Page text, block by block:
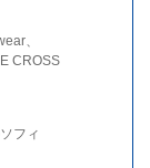
、
CROSS
フィ